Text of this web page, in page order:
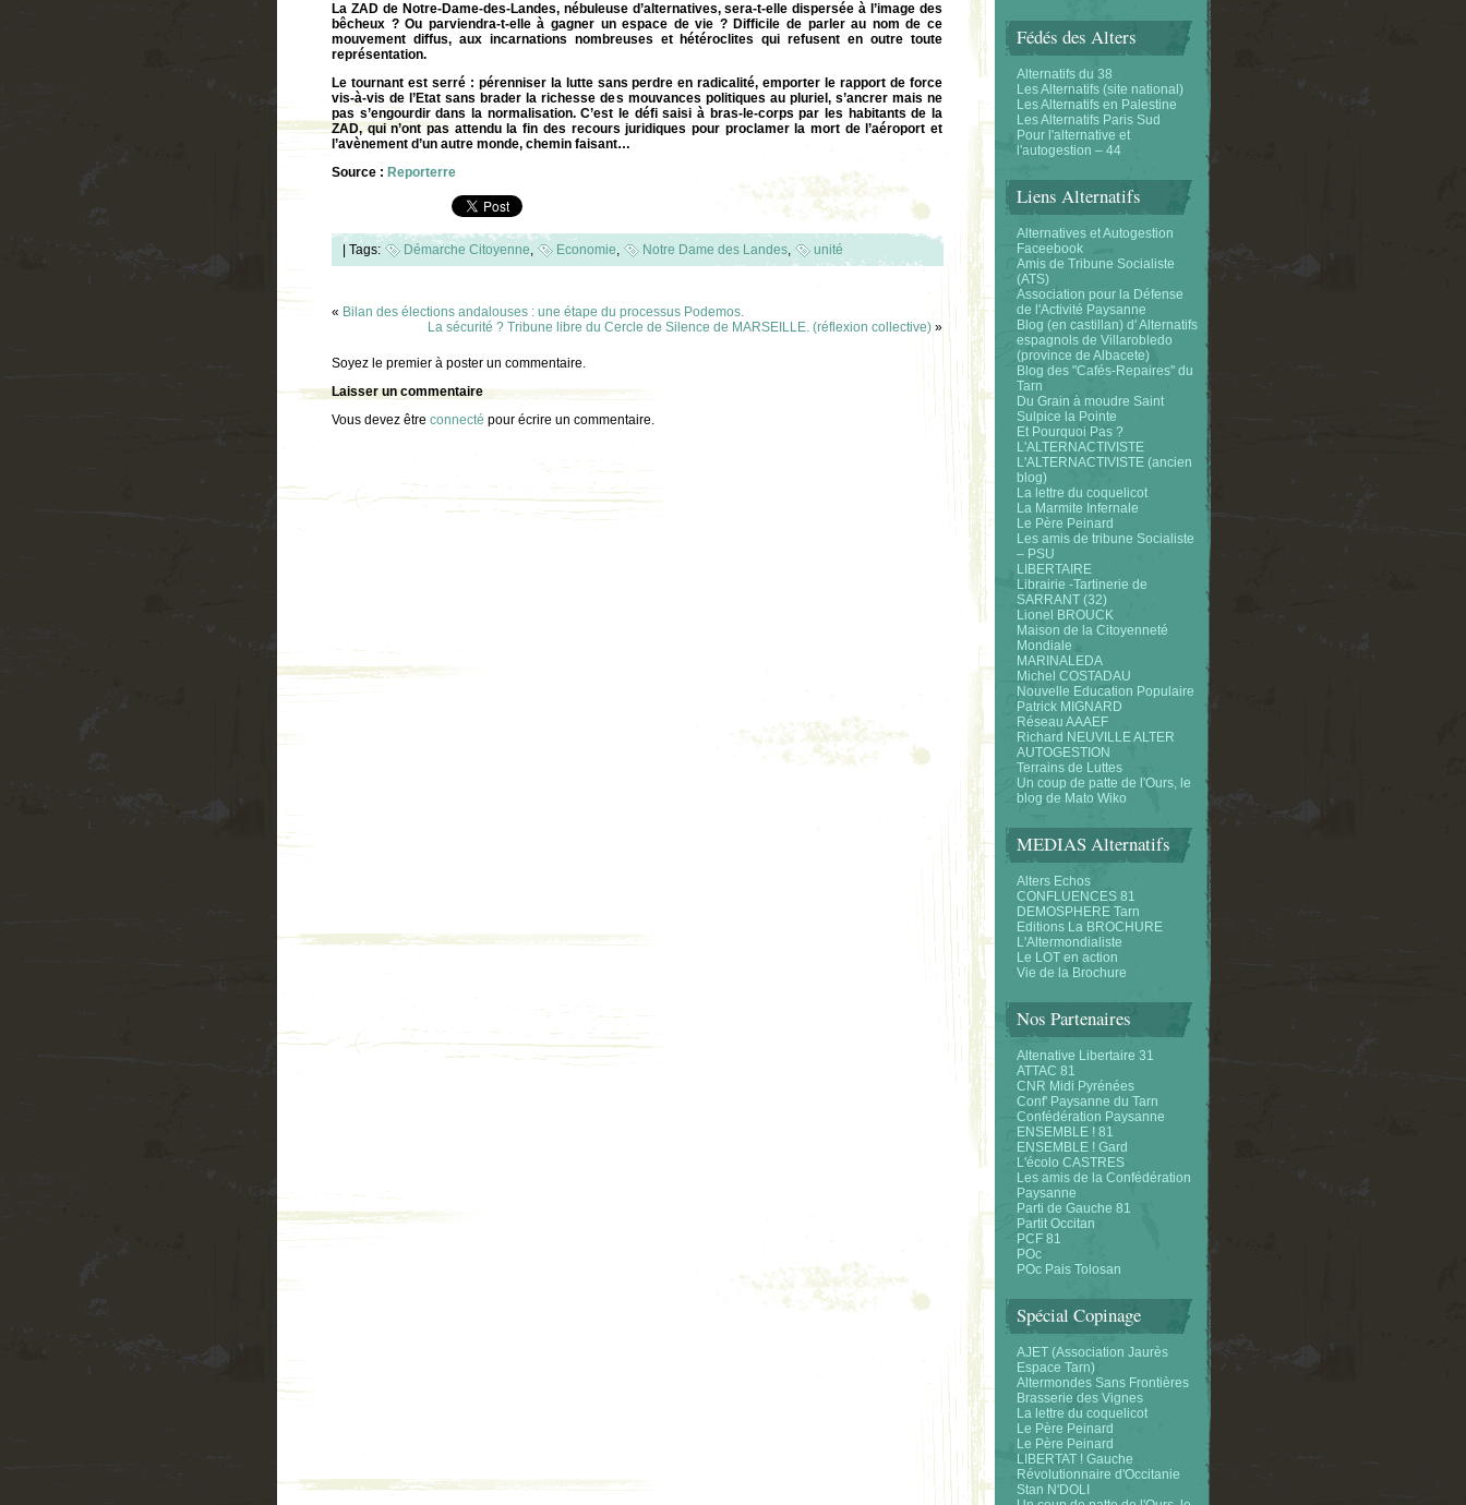
La ZAD de Notre-Dame-des-Landes, nébuleuse d’alternatives, sera-t-elle dispersée à l’image des
bêcheux ? Ou parviendra-t-elle à gagner un espace de vie ? Difficile de parler au nom de ce
mouvement diffus, aux incarnations nombreuses et hétéroclites qui refusent en outre toute
représentation.
Le tournant est serré : pérenniser la lutte sans perdre en radicalité, emporter le rapport de force
vis-à-vis de l’Etat sans brader la richesse des mouvances politiques au pluriel, s’ancrer mais ne
pas s’engourdir dans la normalisation. C’est le défi saisi à bras-le-corps par les habitants de la
ZAD, qui n’ont pas attendu la fin des recours juridiques pour proclamer la mort de l’aéroport et
l’avènement d’un autre monde, chemin faisant…
Source : Reporterre
Tags: Démarche Citoyenne, Economie, Notre Dame des Landes, unité
« Bilan des élections andalouses : une étape du processus Podemos.
La sécurité ? Tribune libre du Cercle de Silence de MARSEILLE. (réflexion collective) »
Soyez le premier à poster un commentaire.
Laisser un commentaire
Vous devez être connecté pour écrire un commentaire.
Fédés des Alters
Alternatifs du 38
Les Alternatifs (site national)
Les Alternatifs en Palestine
Les Alternatifs Paris Sud
Pour l'alternative et
l'autogestion – 44
Liens Alternatifs
Alternatives et Autogestion
Faceebook
Amis de Tribune Socialiste
(ATS)
Association pour la Défense
de l'Activité Paysanne
Blog (en castillan) d' Alternatifs
espagnols de Villarobledo
(province de Albacete)
Blog des "Cafés-Repaires" du
Tarn
Du Grain à moudre Saint
Sulpice la Pointe
Et Pourquoi Pas ?
L'ALTERNACTIVISTE
L'ALTERNACTIVISTE (ancien
blog)
La lettre du coquelicot
La Marmite Infernale
Le Père Peinard
Les amis de tribune Socialiste
– PSU
LIBERTAIRE
Librairie -Tartinerie de
SARRANT (32)
Lionel BROUCK
Maison de la Citoyenneté
Mondiale
MARINALEDA
Michel COSTADAU
Nouvelle Education Populaire
Patrick MIGNARD
Réseau AAAEF
Richard NEUVILLE ALTER
AUTOGESTION
Terrains de Luttes
Un coup de patte de l'Ours, le
blog de Mato Wiko
MEDIAS Alternatifs
Alters Echos
CONFLUENCES 81
DEMOSPHERE Tarn
Editions La BROCHURE
L'Altermondialiste
Le LOT en action
Vie de la Brochure
Nos Partenaires
Altenative Libertaire 31
ATTAC 81
CNR Midi Pyrénées
Conf' Paysanne du Tarn
Confédération Paysanne
ENSEMBLE ! 81
ENSEMBLE ! Gard
L'écolo CASTRES
Les amis de la Confédération
Paysanne
Parti de Gauche 81
Partit Occitan
PCF 81
POc
POc Pais Tolosan
Spécial Copinage
AJET (Association Jaurès
Espace Tarn)
Altermondes Sans Frontières
Brasserie des Vignes
La lettre du coquelicot
Le Père Peinard
Le Père Peinard
LIBERTAT ! Gauche
Révolutionnaire d'Occitanie
Stan N'DOLI